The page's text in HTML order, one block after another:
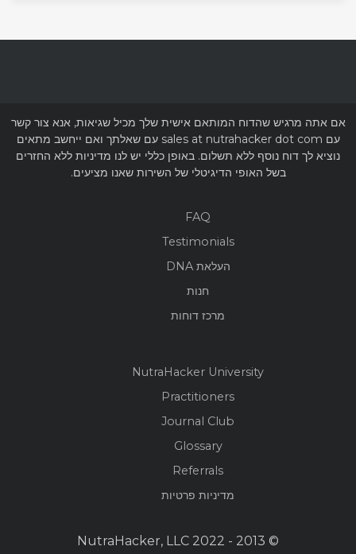
אם אתה מרגיש שהדוח המותאם אישית שלך מכיל שגיאות, אנא צור קשר
עם sales at nutrahacker dot com עם שאלתך ואם ייחשב מתאים
נוציא לך דוח נוסף ללא תשלום. באופן כללי יש לנו מדיניות ללא החזרים
בשל האופי הדיגיטלי של השירות שאנו מציעים.
FAQ
Testimonials
העלאת DNA
חנות
מרכז דוחות
NutraHacker University
Practitioners
Journal Club
Glossary
Referrals
מדיניות פרטיות
© 2013 - 2022 NutraHacker, LLC